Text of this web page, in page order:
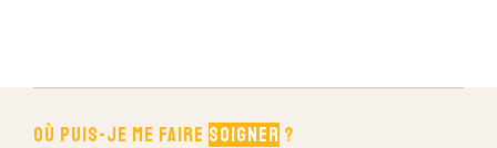
Où puis-je me faire soigner ?